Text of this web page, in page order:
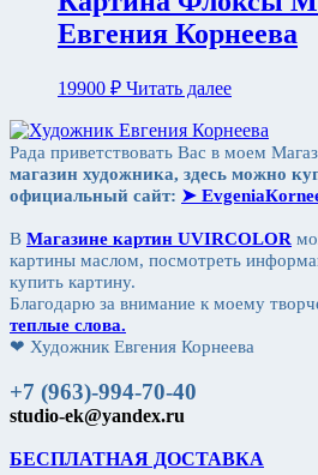
Евгения Корнеева
19900 ₽ Читать далее
Рада приветствовать Вас в моем
магазин художника, здесь можно
официальный сайт: ➤
В Магазине картин UVIRCOLOR
картины маслом, посмотреть
купить картину.
Благодарю за внимание к моему
теплые слова.
❤ Художник Евгения Корнеева
+7 (963)-994-70-40
studio-ek@yandex.ru
БЕСПЛАТНАЯ ДОСТАВКА